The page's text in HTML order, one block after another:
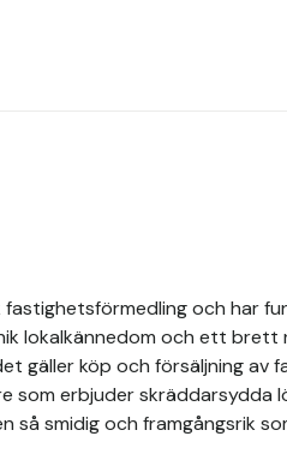
och har
lokalkännedom och ett brett
gäller köp och försäljning av
som erbjuder skräddarsydda
smidig och framgångsrik